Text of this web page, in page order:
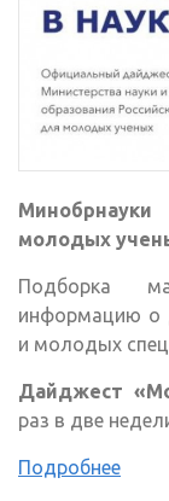
Минобрнауки
молодых
Подборка
информацию о
и молодых
Дайджест
раз в две
Подробнее